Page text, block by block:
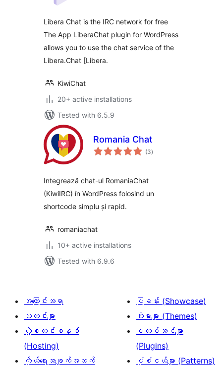
Libera Chat is the IRC network for free
The App LiberaChat plugin for WordPress
allows you to use the chat service of the
Libera.Chat [Libera.
KiwiChat
20+ active installations
Tested with 6.5.9
Romania Chat
(3total
ratings
)
Integrează chat-ul RomaniaChat
(KiwiIRC) în WordPress folosind un
shortcode simplu și rapid.
romaniachat
10+ active installations
Tested with 6.9.6
အကြောင်းအရာ
သတင်းများ
ဟို့စတင်းစနစ်
(Hosting)
ကိုယ်ရေးအချက်အလက်
ပြခန်း (Showcase)
သီးမားများ (Themes)
ပလပ်အင်များ
(Plugins)
ပုံစံငယ်များ (Patterns)